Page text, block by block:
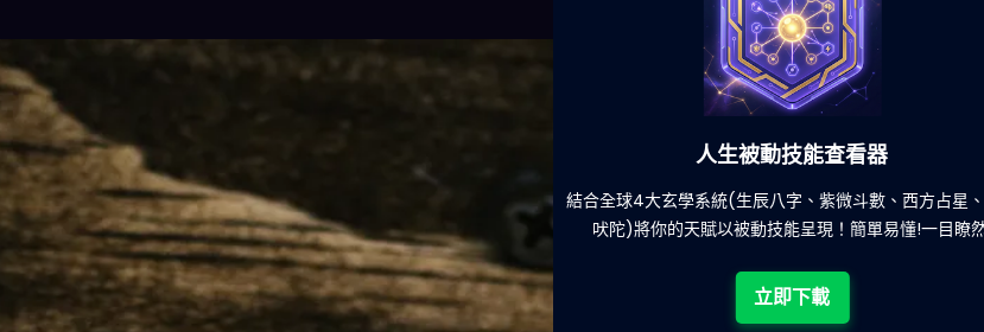
什麽的煩
結合全球4大玄學系統(生辰八字、紫微斗數、西方占星、印度
吠陀)將你的天賦以被動技能呈現！簡單易懂!一目瞭然!
立即下載
六合彩發達神器
減少超過500萬個低概率中獎組合，提高中獎
立即下載